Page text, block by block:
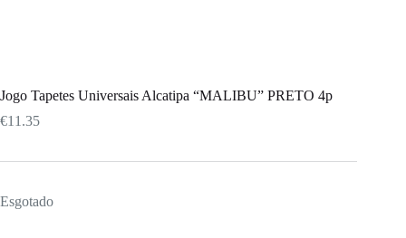
Jogo Tapetes Universais Alcatipa “MALIBU” PRETO 4p
€11.35
Esgotado